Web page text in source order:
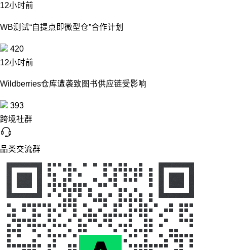
12小时前
WB测试“自提点即微型仓”合作计划
420
12小时前
Wildberries仓库遭袭致图书供应链受影响
393
跨境社群
品类交流群